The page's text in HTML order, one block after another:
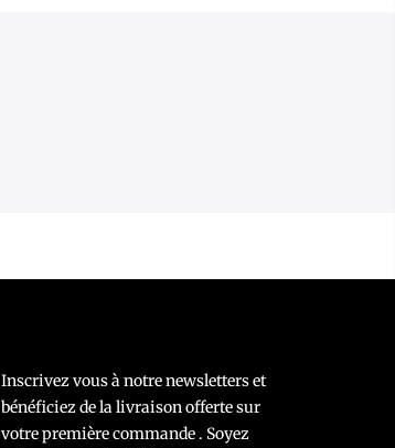
Inscrivez vous à notre newsletters et
bénéficiez de la livraison offerte sur
votre première commande . Soyez